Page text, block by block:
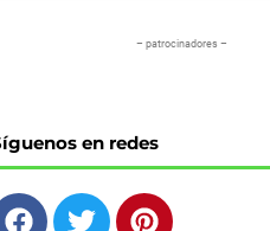
– patrocinadores –
en redes
F
T
P